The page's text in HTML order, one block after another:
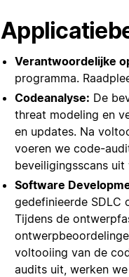
Verantwoordelijke
programma.
Codeanalyse: De
threat modeling en
en updates. Na
voeren we code-
beveiligingsscans
Software
gedefinieerde SDLC
Tijdens de
voltooiing van de
audits uit, werken